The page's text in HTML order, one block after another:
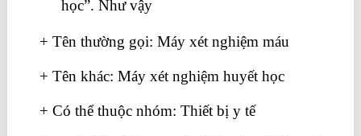
học”. Như vậy
+ Tên thường gọi: Máy xét nghiệm máu
+ Tên khác: Máy xét nghiệm huyết học
+ Có thể thuộc nhóm: Thiết bị y tế